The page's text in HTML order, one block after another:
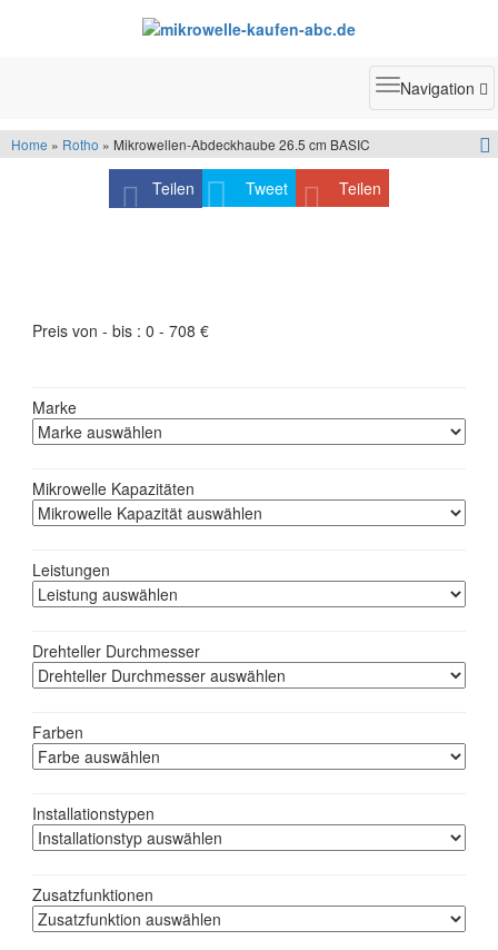
Toggle
Navigation
Home » Rotho » Mikrowellen-Abdeckhaube 26.5 cm BASIC
Teilen Tweet Teilen
Preis von - bis : 0 - 708 €
Marke
Mikrowelle Kapazitäten
Leistungen
Drehteller Durchmesser
Farben
Installationstypen
Zusatzfunktionen